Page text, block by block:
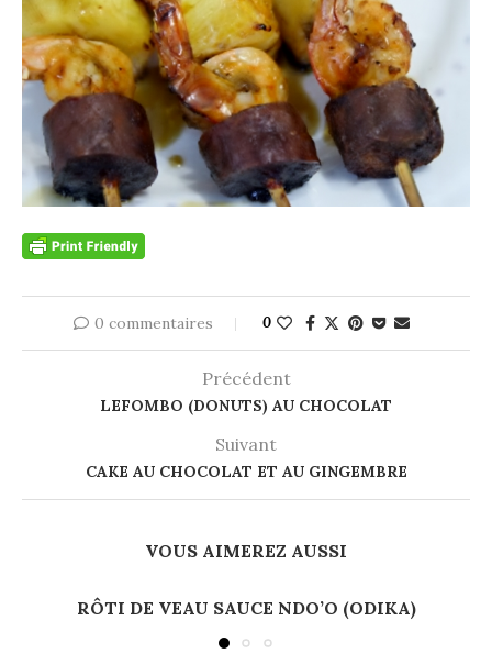
0 commentaires 0
Précédent
LEFOMBO (DONUTS) AU CHOCOLAT
Suivant
CAKE AU CHOCOLAT ET AU GINGEMBRE
VOUS AIMEREZ AUSSI
RÔTI DE VEAU SAUCE NDO’O (ODIKA)